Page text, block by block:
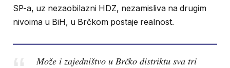
SP-a, uz nezaobilazni HDZ, nezamisliva na drugim
nivoima u BiH, u Brčkom postaje realnost.
Može i zajedništvo u Brčko distriktu sva tri